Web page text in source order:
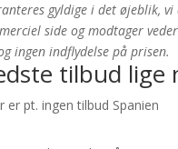
gyldige i det øjeblik,
side og modtager
ingen indflydelse på prisen.
tilbud lige
er pt. ingen tilbud Spanien